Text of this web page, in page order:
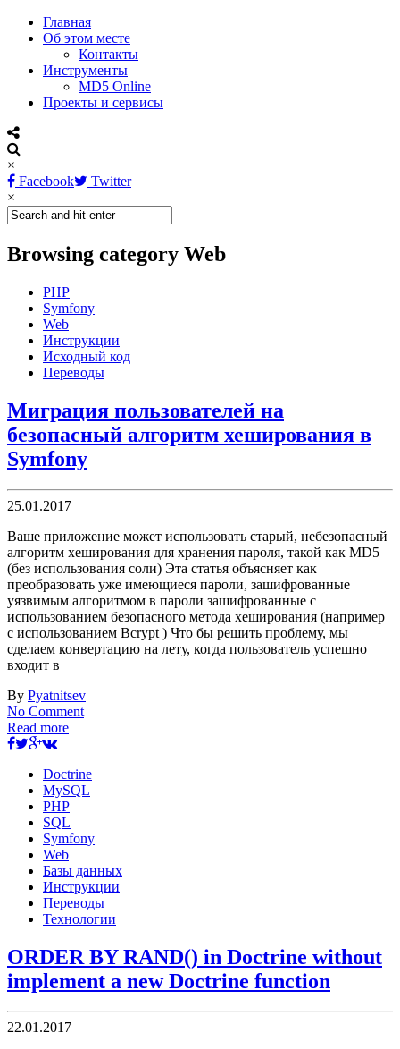
Главная
Об этом месте
Контакты
Инструменты
MD5 Online
Проекты и сервисы
×
Facebook
Twitter
×
Browsing category Web
PHP
Symfony
Web
Инструкции
Исходный код
Переводы
Миграция пользователей на
безопасный алгоритм хеширования в
Symfony
25.01.2017
Ваше приложение может использовать старый, небезопасный
алгоритм хеширования для хранения пароля, такой как MD5
(без использования соли) Эта статья объясняет как
преобразовать уже имеющиеся пароли, зашифрованные
уязвимым алгоритмом в пароли зашифрованные с
использованием безопасного метода хеширования (например
с использованием Bcrypt ) Что бы решить проблему, мы
сделаем конвертацию на лету, когда пользователь успешно
входит в
By Pyatnitsev
No Comment
Read more
Doctrine
MySQL
PHP
SQL
Symfony
Web
Базы данных
Инструкции
Переводы
Технологии
ORDER BY RAND() in Doctrine without
implement a new Doctrine function
22.01.2017